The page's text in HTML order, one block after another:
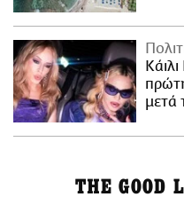
μετά
THE GOOD